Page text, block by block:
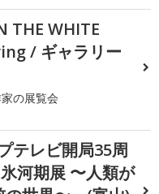
THE WHITE
/ ギャラリー
の展覧会
テレビ開局35周
河期展 〜人類が